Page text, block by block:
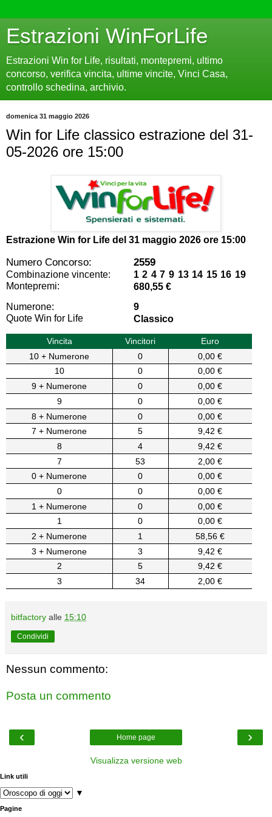
Estrazioni WinForLife
Estrazioni Win for Life, risultati, montepremi, ultimo
concorso, verifica vincita, ultime vincite, Vinci Casa,
controllo schedina, archivio.
domenica 31 maggio 2026
Win for Life classico estrazione del 31-
05-2026 ore 15:00
Estrazione Win for Life del 31 maggio 2026 ore 15:00
Numero Concorso: 2559
Combinazione vincente:
1 2 4 7 9 13 14 15 16 19
Montepremi:
680,55 €
Numerone:
9
Quote Win for Life
Classico
Vincita Vincitori
Euro
10 + Numerone
0
0,00 €
10
0
0,00 €
9 + Numerone
0
0,00 €
9
0
0,00 €
8 + Numerone
0
0,00 €
7 + Numerone
5
9,42 €
8
4
9,42 €
7
53
2,00 €
0 + Numerone
0
0,00 €
0
0
0,00 €
1 + Numerone
0
0,00 €
1
0
0,00 €
2 + Numerone
1
58,56 €
3 + Numerone
3
9,42 €
2
5
9,42 €
3
34 2,00 €
bitfactory alle 15:10
Condividi
Nessun commento:
Posta un commento
‹ ›
Home page
Visualizza versione web
Link utili
▼
Pagine